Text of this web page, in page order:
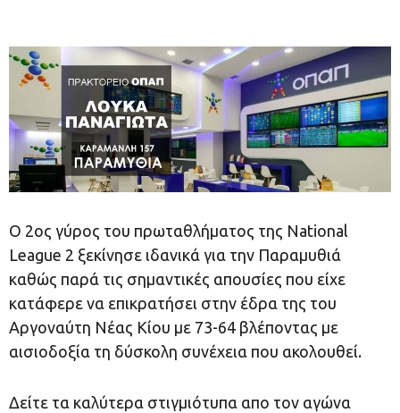
Ο 2ος γύρος του πρωταθλήματος της National
League 2 ξεκίνησε ιδανικά για την Παραμυθιά
καθώς παρά τις σημαντικές απουσίες που είχε
κατάφερε να επικρατήσει στην έδρα της του
Αργοναύτη Νέας Κίου με 73-64 βλέποντας με
αισιοδοξία τη δύσκολη συνέχεια που ακολουθεί.
Δείτε τα καλύτερα στιγμιότυπα απο τον αγώνα